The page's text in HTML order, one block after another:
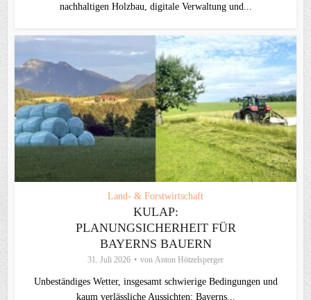
nachhaltigen Holzbau, digitale Verwaltung und...
Land- & Forstwirtschaft
KULAP:
PLANUNGSICHERHEIT FÜR
BAYERNS BAUERN
31. Juli 2026 von Anton Hötzelsperger
Unbeständiges Wetter, insgesamt schwierige Bedingungen und
kaum verlässliche Aussichten: Bayerns...